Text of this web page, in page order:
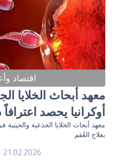
اقتصاد
معهد أبحاث الخلايا
أوكرانيا يحصد اعترافاً
معهد أبحاث الخلايا الجذعية والجينية
بعلاج العُقم
21.02.2026 - 20:46